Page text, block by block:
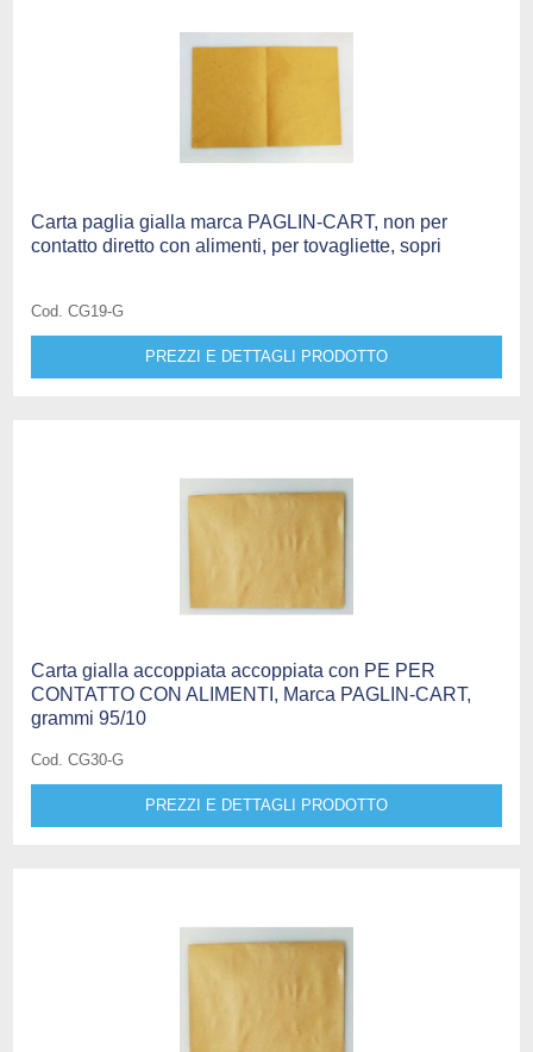
Carta paglia gialla marca PAGLIN-CART, non per
contatto diretto con alimenti, per tovagliette, sopri
Cod. CG19-G
PREZZI E DETTAGLI PRODOTTO
Carta gialla accoppiata accoppiata con PE PER
CONTATTO CON ALIMENTI, Marca PAGLIN-CART,
grammi 95/10
Cod. CG30-G
PREZZI E DETTAGLI PRODOTTO